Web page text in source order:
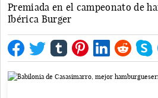
Premiada en el campeonato de
Ibérica Burger